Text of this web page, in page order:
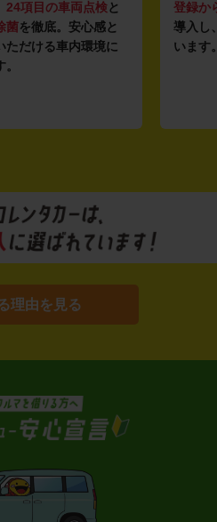
24項目の車両点検と
菌を徹底。安心感と
ただける車内環境に
登録か
導入し
います
理由を見る